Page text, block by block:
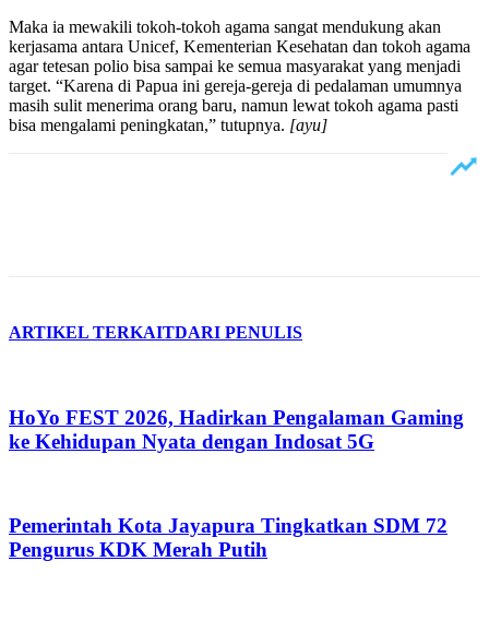
Maka ia mewakili tokoh-tokoh agama sangat mendukung akan
kerjasama antara Unicef, Kementerian Kesehatan dan tokoh agama
agar tetesan polio bisa sampai ke semua masyarakat yang menjadi
target. “Karena di Papua ini gereja-gereja di pedalaman umumnya
masih sulit menerima orang baru, namun lewat tokoh agama pasti
bisa mengalami peningkatan,” tutupnya. [ayu]
ARTIKEL TERKAITDARI PENULIS
HoYo FEST 2026, Hadirkan Pengalaman Gaming
ke Kehidupan Nyata dengan Indosat 5G
Pemerintah Kota Jayapura Tingkatkan SDM 72
Pengurus KDK Merah Putih